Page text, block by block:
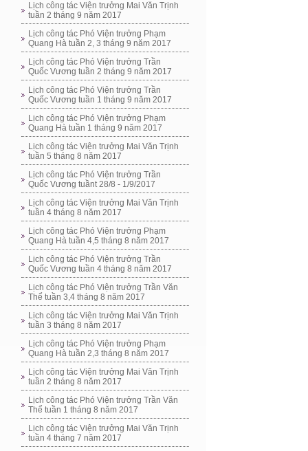
Lịch công tác Viện trưởng Mai Văn Trịnh
tuần 2 tháng 9 năm 2017
Lịch công tác Phó Viện trưởng Phạm
Quang Hà tuần 2, 3 tháng 9 năm 2017
Lịch công tác Phó Viện trưởng Trần
Quốc Vương tuần 2 tháng 9 năm 2017
Lịch công tác Phó Viện trưởng Trần
Quốc Vương tuần 1 tháng 9 năm 2017
Lịch công tác Phó Viện trưởng Phạm
Quang Hà tuần 1 tháng 9 năm 2017
Lịch công tác Viện trưởng Mai Văn Trịnh
tuần 5 tháng 8 năm 2017
Lịch công tác Phó Viện trưởng Trần
Quốc Vương tuầnt 28/8 - 1/9/2017
Lịch công tác Viện trưởng Mai Văn Trịnh
tuần 4 tháng 8 năm 2017
Lịch công tác Phó Viện trưởng Phạm
Quang Hà tuần 4,5 tháng 8 năm 2017
Lịch công tác Phó Viện trưởng Trần
Quốc Vương tuần 4 tháng 8 năm 2017
Lịch công tác Phó Viện trưởng Trần Văn
Thể tuần 3,4 tháng 8 năm 2017
Lịch công tác Viện trưởng Mai Văn Trịnh
tuần 3 tháng 8 năm 2017
Lịch công tác Phó Viện trưởng Phạm
Quang Hà tuần 2,3 tháng 8 năm 2017
Lịch công tác Viện trưởng Mai Văn Trịnh
tuần 2 tháng 8 năm 2017
Lịch công tác Phó Viện trưởng Trần Văn
Thể tuần 1 tháng 8 năm 2017
Lịch công tác Viện trưởng Mai Văn Trịnh
tuần 4 tháng 7 năm 2017